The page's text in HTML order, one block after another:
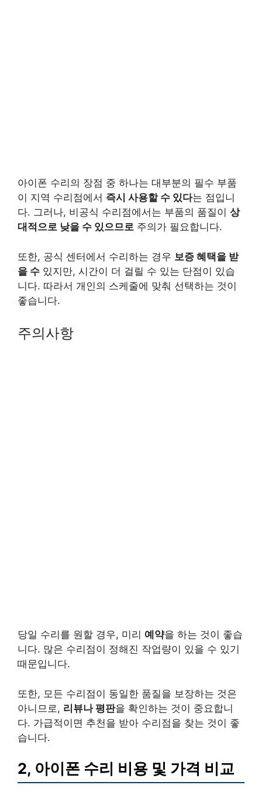
아이폰 수리의 장점 중 하나는 대부분의 필수 부품
이 지역 수리점에서 즉시 사용할 수 있다는 점입니
다. 그러나, 비공식 수리점에서는 부품의 품질이 상
대적으로 낮을 수 있으므로 주의가 필요합니다.
또한, 공식 센터에서 수리하는 경우 보증 혜택을 받
을 수 있지만, 시간이 더 걸릴 수 있는 단점이 있습
니다. 따라서 개인의 스케줄에 맞춰 선택하는 것이
좋습니다.
주의사항
당일 수리를 원할 경우, 미리 예약을 하는 것이 좋습
니다. 많은 수리점이 정해진 작업량이 있을 수 있기
때문입니다.
또한, 모든 수리점이 동일한 품질을 보장하는 것은
아니므로, 리뷰나 평판을 확인하는 것이 중요합니
다. 가급적이면 추천을 받아 수리점을 찾는 것이 좋
습니다.
2, 아이폰 수리 비용 및 가격 비교